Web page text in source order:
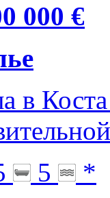
000 €
в
5
*